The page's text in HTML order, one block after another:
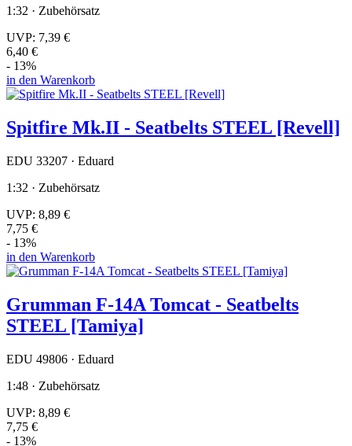
1:32 · Zubehörsatz
UVP: 7,39 €
6,40 €
- 13%
in den Warenkorb
Spitfire Mk.II - Seatbelts STEEL [Revell]
EDU 33207 · Eduard
1:32 · Zubehörsatz
UVP: 8,89 €
7,75 €
- 13%
in den Warenkorb
Grumman F-14A Tomcat - Seatbelts
STEEL [Tamiya]
EDU 49806 · Eduard
1:48 · Zubehörsatz
UVP: 8,89 €
7,75 €
- 13%